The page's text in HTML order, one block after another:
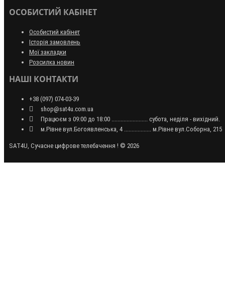
ОСОБИСТИЙ КАБІНЕТ
Особистий кабінет
Історія замовлень
Мої закладки
Розсилка новин
НАШІ КОНТАКТИ
+38 (097) 074-03-39
shop@sat4u.com.ua
Працюєм з 09:00 до 18:00 ........................ субота, неділя - вихідний.
м.Рівне вул.Богоявленська, 4 .................. м.Рівне вул.Соборна, 215
SAT4U, Сучасне цифрове телебачення ! © 2026